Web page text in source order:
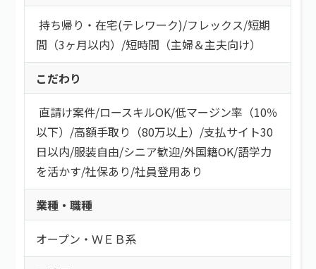
持ち帰り・在宅(テレワーク)/フレックス/短期
間（3ヶ月以内） /短時間（主婦＆主夫向け）
こだわり
直請け案件/ロースキルOK/低マージン率（10％
以下） /高額手取り（80万以上） /支払サイト30
日以内/服装自由/シニア歓迎/外国籍OK/語学力
を活かす/社保あり/社員登用あり
業種・職種
オープン・ＷＥＢ系